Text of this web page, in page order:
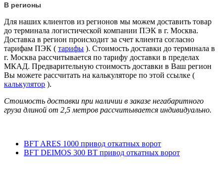
В регионы
Для наших клиентов из регионов мы можем доставить товар
до терминала логистической компании ПЭК в г. Москва.
Доставка в регион происходит за счет клиента согласно
тарифам ПЭК ( тарифы ). Стоимость доставки до терминала в
г. Москва рассчитывается по тарифу доставки в пределах
МКАД. Предварительную стоимость доставки в Ваш регион
Вы можете рассчитать на калькуляторе по этой ссылке (
калькулятор ).
Стоимость доставки при наличии в заказе негабаритного
груза длиной от 2,5 метров рассчитывается индивидуально.
BFT ARES 1000 привод откатных ворот
BFT DEIMOS 300 BT привод откатных ворот